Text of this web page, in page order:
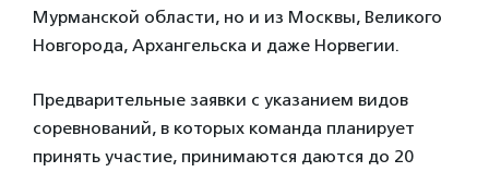
Мурманской области, но и из Москвы, Великого
Новгорода, Архангельска и даже Норвегии.
Предварительные заявки с указанием видов
соревнований, в которых команда планирует
принять участие, принимаются даются до 20